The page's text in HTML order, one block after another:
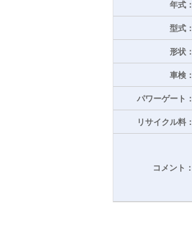
年式：
型式：
形状：
車検：
パワーゲート：
リサイクル料：
コメント：